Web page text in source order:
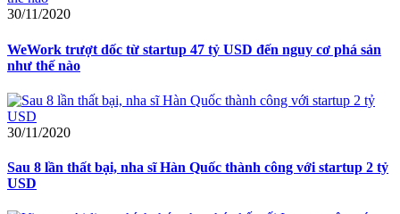
30/11/2020
WeWork trượt dốc từ startup 47 tỷ USD đến nguy cơ phá sản
như thế nào
30/11/2020
Sau 8 lần thất bại, nha sĩ Hàn Quốc thành công với startup 2 tỷ
USD